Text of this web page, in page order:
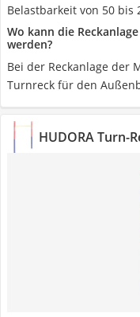
Belastbarkeit von 50 bis
Wo kann die
werden?
Bei der Reckanlage der
Turnreck für den
HUDORA Turn-